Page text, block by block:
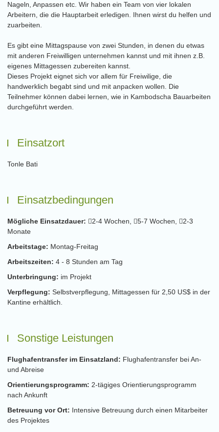
Nageln, Anpassen etc. Wir haben ein Team von vier lokalen
Arbeitern, die die Hauptarbeit erledigen. Ihnen wirst du helfen und
zuarbeiten.
Es gibt eine Mittagspause von zwei Stunden, in denen du etwas
mit anderen Freiwilligen unternehmen kannst und mit ihnen z.B.
eigenes Mittagessen zubereiten kannst.
Dieses Projekt eignet sich vor allem für Freiwilige, die
handwerklich begabt sind und mit anpacken wollen. Die
Teilnehmer können dabei lernen, wie in Kambodscha Bauarbeiten
durchgeführt werden.
Einsatzort
Tonle Bati
Einsatzbedingungen
Mögliche Einsatzdauer: 2-4 Wochen, 5-7 Wochen,
2-3
Monate
Arbeitstage: Montag-Freitag
Arbeitszeiten: 4 - 8 Stunden am Tag
Unterbringung: im Projekt
Verpflegung: Selbstverpflegung, Mittagessen für 2,50 US$ in der
Kantine erhältlich.
Sonstige Leistungen
Flughafentransfer im Einsatzland: Flughafentransfer bei An-
und Abreise
Orientierungsprogramm: 2-tägiges Orientierungsprogramm
nach Ankunft
Betreuung vor Ort: Intensive Betreuung durch einen Mitarbeiter
des Projektes